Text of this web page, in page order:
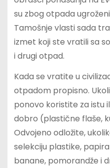
su zbog otpada
Tamošnje vlasti sada
izmet koji ste vratili sa
i drugi otpad.
Kada se vratite u
otpadom propisno.
ponovo koristite za istu
dobro (plastične flaše,
Odvojeno odložite,
selekciju plastike,
banane, pomorandže i